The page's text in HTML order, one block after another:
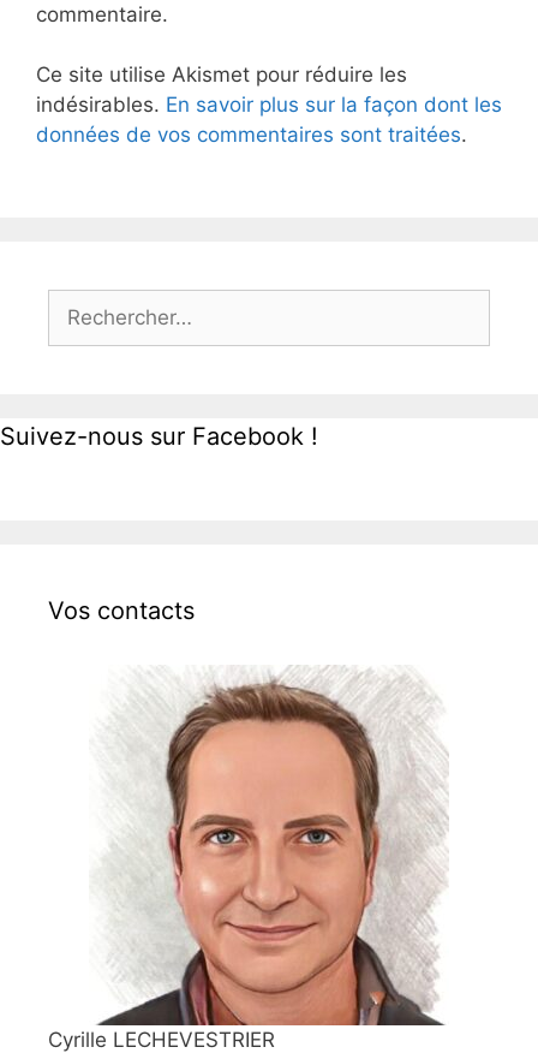
commentaire.
Ce site utilise Akismet pour réduire les
indésirables. En savoir plus sur la façon dont les
données de vos commentaires sont traitées.
Suivez-nous sur Facebook !
Vos contacts
Cyrille LECHEVESTRIER